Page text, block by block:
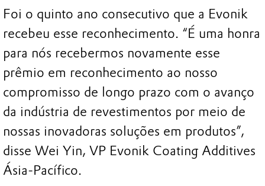
Foi o quinto ano consecutivo que a Evonik
recebeu esse reconhecimento. “É uma honra
para nós recebermos novamente esse
prêmio em reconhecimento ao nosso
compromisso de longo prazo com o avanço
da indústria de revestimentos por meio de
nossas inovadoras soluções em produtos”,
disse Wei Yin, VP Evonik Coating Additives
Ásia-Pacífico.